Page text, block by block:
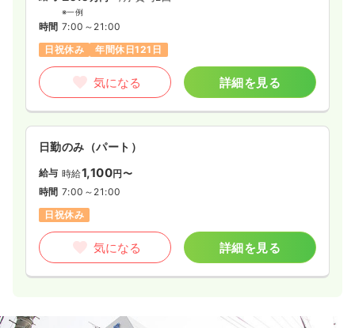
2交代（常勤）
給与 30.4万円〜/月 賞与3.7ヶ月
※経験3年の例
時間 8:30～17:30（休憩60分）
気になる
夜勤のみ（パート）
給与 3.0万円〜/回
時間 17:00～9:00（休憩120分）
気になる 詳細を見る
※一例
時間 7:00～21:00
日祝休み
年間休日121日
気になる 詳細を見る
日勤のみ（パート）
給与 時給1,100円〜
時間 7:00～21:00
日祝休み
気になる 詳細を見る